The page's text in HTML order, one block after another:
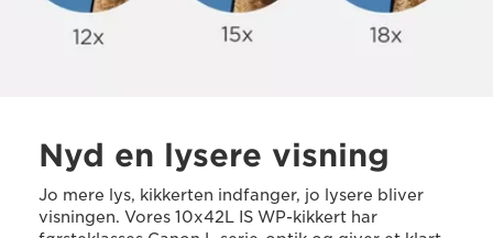
Nyd en lysere visning
Jo mere lys, kikkerten indfanger, jo lysere bliver
visningen. Vores 10x42L IS WP-kikkert har